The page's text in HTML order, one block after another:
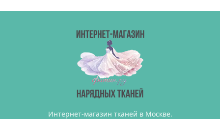
Интернет-магазин тканей в Москве.